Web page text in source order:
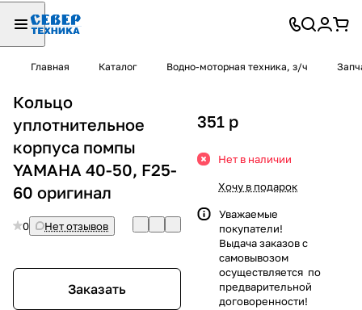
Главная Каталог Водно-моторная техника, з/ч
Кольцо
уплотнительное
корпуса помпы
YAMAHA 40-50, F25-
60 оригинал
0 Нет отзывов
Заказать
351 p
Нет в наличии
Хочу в подарок
Уважаемые
покупатели!
Выдача заказов с
самовывозом
осуществляется по
предварительной
договоренности!